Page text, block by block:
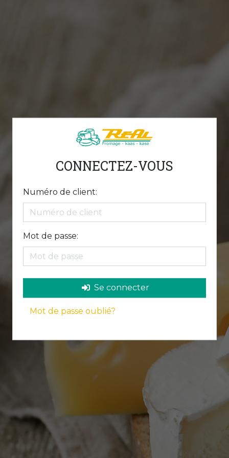
CONNECTEZ-VOUS
Numéro de client:
Mot de passe:
Se connecter
Mot de passe oublié?